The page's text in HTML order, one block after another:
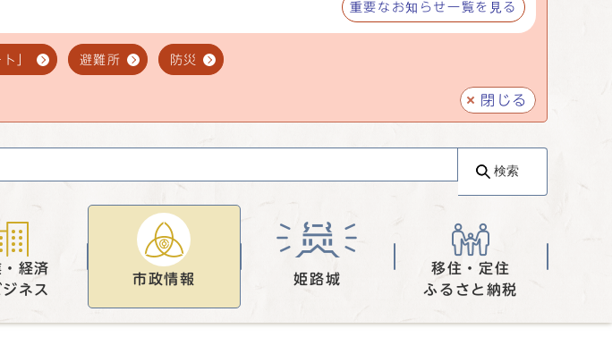
重要なお知らせ一覧を見る
」 避難所 防災
閉じる
検索
経済
ジネス
市政情報 姫路城
移住・定住
ふるさと納税